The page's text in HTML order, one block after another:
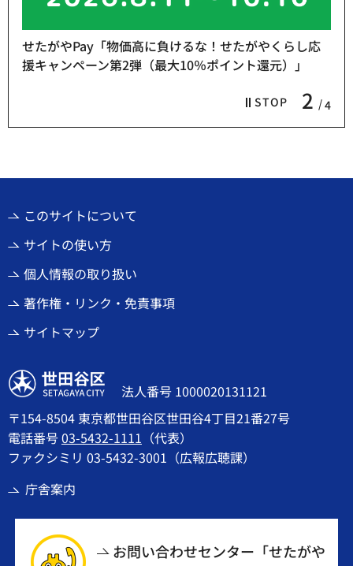
STOP 2 4
せたがやPay「物価高に負けるな！せたがやくらし応
援キャンペーン第2弾（最大10％ポイント還元）」
このサイトについて
サイトの使い方
個人情報の取り扱い
著作権・リンク・免責事項
サイトマップ
世田谷区
法人番号 1000020131121
〒154-8504 東京都世田谷区世田谷4丁目21番27号
電話番号03-5432-1111 （代表）
ファクシミリ 03-5432-3001（広報広聴課）
庁舎案内
お問い合わせセンター「せたがや